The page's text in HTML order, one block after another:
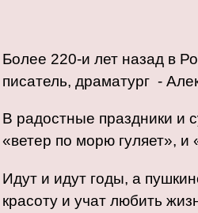
Более 220-и лет назад в
писатель, драматург -
В радостные праздники и
«ветер по морю гуляет», и
Идут и идут годы, а
красоту и учат любить